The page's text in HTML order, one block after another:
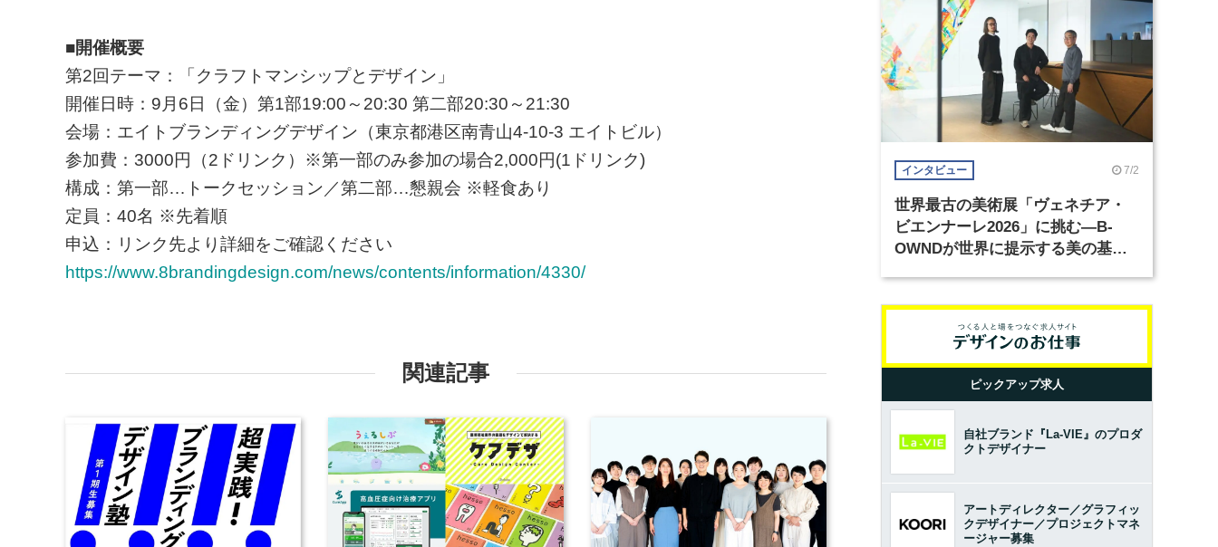
■開催概要
第2回テーマ：「クラフトマンシップとデザイン」
開催日時：9月6日（金）第1部19:00～20:30 第二部20:30～21:30
会場：エイトブランディングデザイン（東京都港区南青山4-10-3 エイトビル）
参加費：3000円（2ドリンク）※第一部のみ参加の場合2,000円(1ドリンク)
構成：第一部…トークセッション／第二部…懇親会 ※軽食あり
定員：40名 ※先着順
申込：リンク先より詳細をご確認ください
https://www.8brandingdesign.com/news/contents/information/4330/
関連記事
インタビュー 7/2
世界最古の美術展「ヴェネチア・
ビエンナーレ2026」に挑む―B-
OWNDが世界に提示する美の基準
ピックアップ求人
自社ブランド『La-VIE』のプロダ
クトデザイナー
アートディレクター／グラフィッ
クデザイナー／プロジェクトマネ
ージャー募集